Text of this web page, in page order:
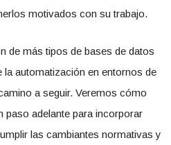
motivados con su trabajo.
de más tipos de bases de datos
automatización en entornos de
a seguir. Veremos cómo
paso adelante para incorporar
las cambiantes normativas y